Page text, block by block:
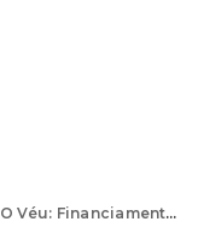
O Véu: Financiamento coletivo de um RPG peculiar